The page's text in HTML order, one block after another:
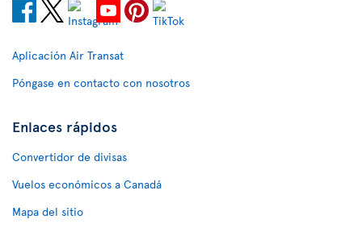
Aplicación Air Transat
Póngase en contacto con nosotros
Enlaces rápidos
Convertidor de divisas
Vuelos económicos a Canadá
Mapa del sitio